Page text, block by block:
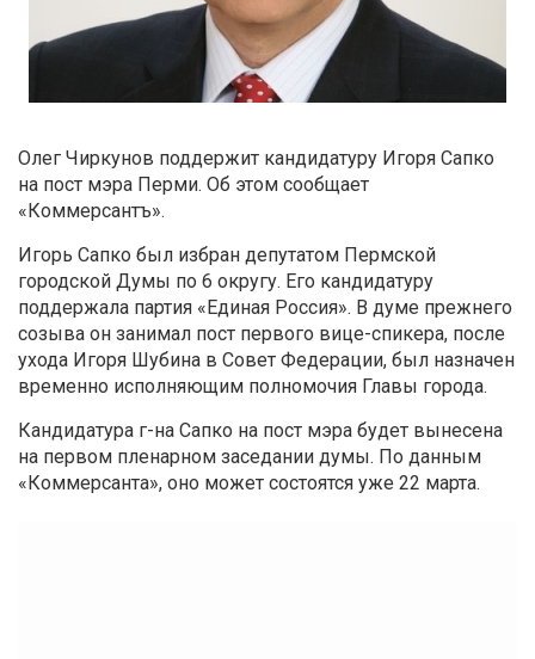
Олег Чиркунов поддержит кандидатуру Игоря Сапко
на пост мэра Перми. Об этом сообщает
«Коммерсантъ».
Игорь Сапко был избран депутатом Пермской
городской Думы по 6 округу. Его кандидатуру
поддержала партия «Единая Россия». В думе прежнего
созыва он занимал пост первого вице-спикера, после
ухода Игоря Шубина в Совет Федерации, был назначен
временно исполняющим полномочия Главы города.
Кандидатура г-на Сапко на пост мэра будет вынесена
на первом пленарном заседании думы. По данным
«Коммерсанта», оно может состоятся уже 22 марта.